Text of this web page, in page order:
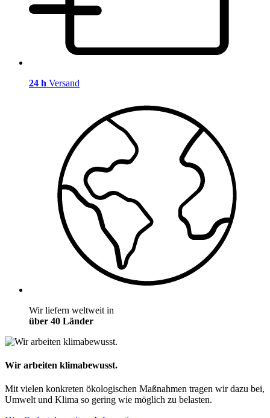
24 h Versand
Wir liefern weltweit in
über 40 Länder
Wir arbeiten klimabewusst.
Mit vielen konkreten ökologischen Maßnahmen tragen wir dazu bei,
Umwelt und Klima so gering wie möglich zu belasten.